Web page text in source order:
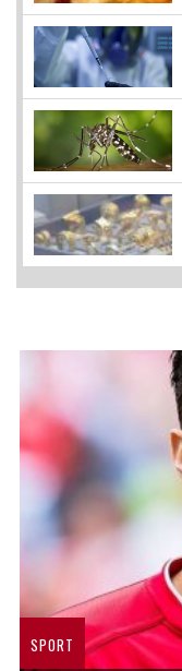
SPORT